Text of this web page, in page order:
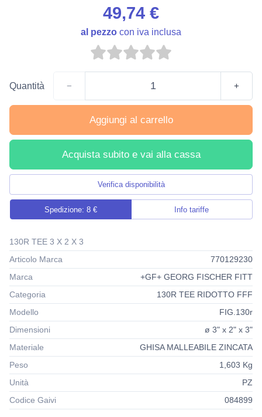
49,74 €
al pezzo con iva inclusa
Quantità − +
Aggiungi al carrello
Acquista subito e vai alla cassa
Verifica disponibilità
Spedizione: 8 € Info tariffe
130R TEE 3 X 2 X 3
Articolo Marca
770129230
Marca
+GF+ GEORG FISCHER FITT
Categoria
130R TEE RIDOTTO FFF
Modello
FIG.130r
Dimensioni
ø 3" x 2" x 3"
Materiale
GHISA MALLEABILE ZINCATA
Peso
1,603 Kg
Unità
PZ
Codice Gaivi
084899